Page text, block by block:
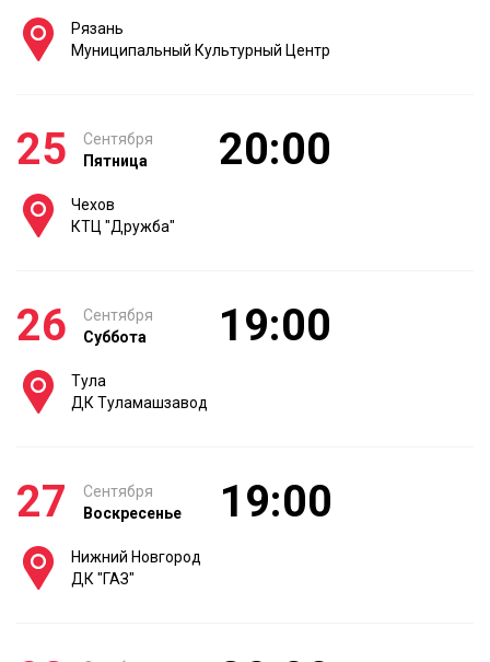
Рязань
Муниципальный Культурный Центр
25
Сентября
Пятница
20:00
Чехов
КТЦ "Дружба"
26
Сентября
Суббота
19:00
Тула
ДК Туламашзавод
27
Сентября
Воскресенье
19:00
Нижний Новгород
ДК "ГАЗ"